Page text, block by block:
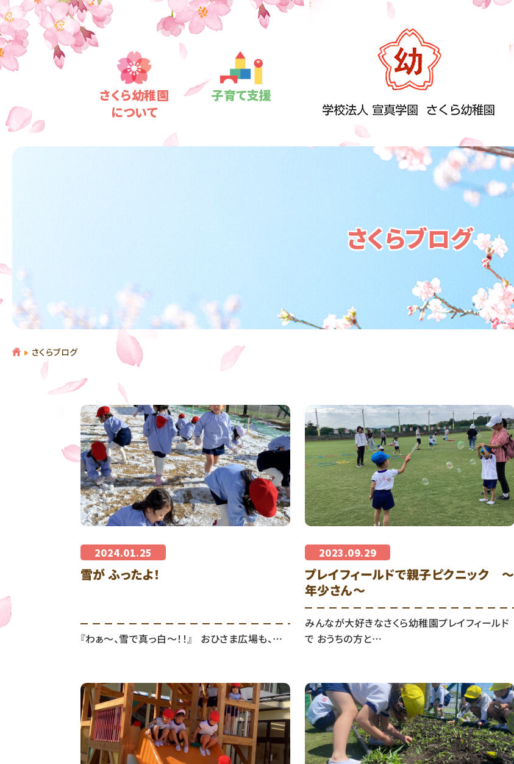
さくら幼稚園
について
子育て支援
さくらブログ
さくらブログ
2024.01.25
雪が ふったよ！
『わぁ～、雪で真っ白～！！』 おひさま広場も、…
2023.09.29
プレイフィールドで親子ピクニック ～
年少さん～
みんなが大好きなさくら幼稚園プレイフィールド
で おうちの方と…